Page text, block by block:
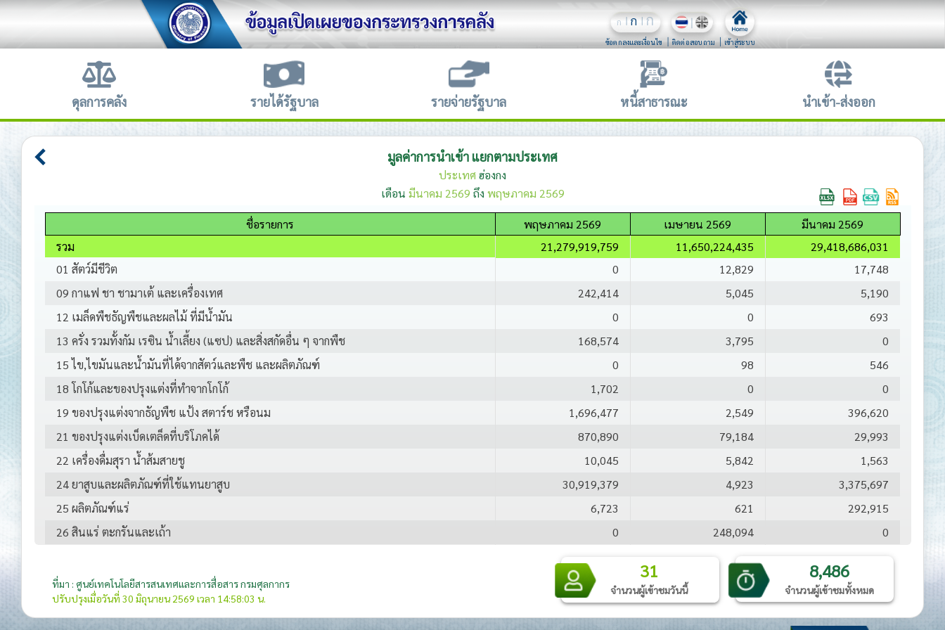
ก ก ก
ข้อตกลงและเงื่อนไข ติดต่อสอบถาม เข้าสู่ระบบ
ดุลการคลัง รายได้รัฐบาล รายจ่ายรัฐบาล หนี้สาธารณะ นำเข้า-ส่งออก
มูลค่าการนำเข้า แยกตามประเทศ
ประเทศฮ่องกง
เดือน มีนาคม 2569 ถึง พฤษภาคม 2569
ชื่อรายการ พฤษภาคม 2569 เมษายน 2569
มีนาคม 2569
รวม
21,279,919,759 11,650,224,435
29,418,686,031
01 สัตว์มีชีวิต
0 12,829
17,748
09 กาแฟ ชา ชามาเต้ และเครื่องเทศ
242,414 5,045
5,190
12 เมล็ดพืชธัญพืชและผลไม้ ที่มีน้ำมัน
0 0
693
13 ครั่ง รวมทั้งกัม เรซิน น้ำเลี้ยง (แซป) และสิ่งสกัดอื่น ๆ จากพืช
168,574 3,795
0
15 ไข,ไขมันและน้ำมันที่ได้จากสัตว์และพืช และผลิตภัณฑ์
0 98
546
18 โกโก้และของปรุงแต่งที่ทำจากโกโก้
1,702 0
0
19 ของปรุงแต่งจากธัญพืช แป้ง สตาร์ช หรือนม
1,696,477 2,549
396,620
21 ของปรุงแต่งเบ็ดเตล็ดที่บริโภคได้
870,890 79,184
29,993
22 เครื่องดื่มสุรา น้ำส้มสายชู
10,045 5,842
1,563
24 ยาสูบและผลิตภัณฑ์ที่ใช้แทนยาสูบ
30,919,379 4,923
3,375,697
25 ผลิตภัณฑ์แร่
6,723 621
292,915
26 สินแร่ ตะกรันและเถ้า
0 248,094
0
28 เคมีภัณฑ์อนินทรีย์
96,282,954 73,687,334
82,601,987
29 เคมีภัณฑ์อินทรีย์
3,230,965 14,944,279
1,414,728
ที่มา : ศูนย์เทคโนโลยีสารสนเทศและการสื่อสาร กรมศุลกากร
ปรับปรุงเมื่อวันที่ 30 มิถุนายน 2569 เวลา 14:58:03 น.
31
จำนวนผู้เข้าชมวันนี้
8,486
จำนวนผู้เข้าชมทั้งหมด